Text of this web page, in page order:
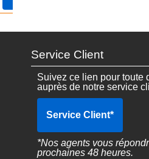
Service Client
Suivez ce lien pour toute
auprès de notre service
Service Client*
*Nos agents vous
prochaines 48 heures.